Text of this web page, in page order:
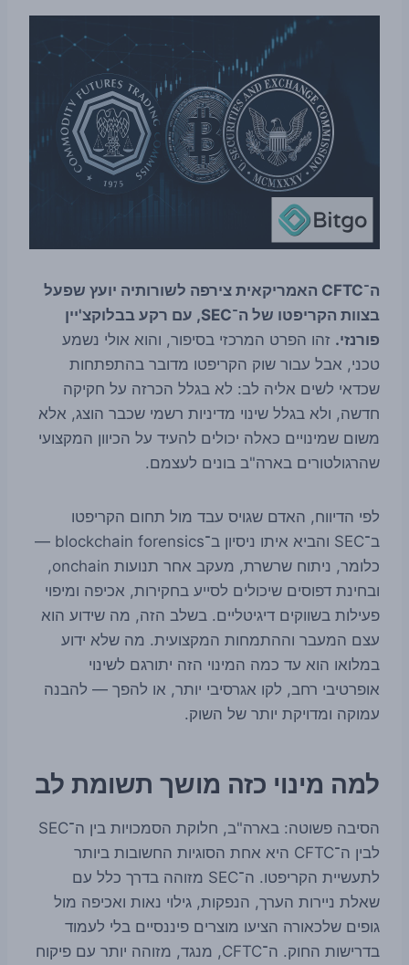
ה־CFTC האמריקאית צירפה לשורותיה יועץ שפעל
בצוות הקריפטו של ה־SEC, עם רקע בבלוקצ'יין
פורנזי. זהו הפרט המרכזי בסיפור, והוא אולי נשמע
טכני, אבל עבור שוק הקריפטו מדובר בהתפתחות
שכדאי לשים אליה לב: לא בגלל הכרזה על חקיקה
חדשה, ולא בגלל שינוי מדיניות רשמי שכבר הוצג, אלא
משום שמינויים כאלה יכולים להעיד על הכיוון המקצועי
שהרגולטורים בארה"ב בונים לעצמם.
לפי הדיווח, האדם שגויס עבד מול תחום הקריפטו
ב־SEC והביא איתו ניסיון ב־blockchain forensics —
כלומר, ניתוח שרשרת, מעקב אחר תנועות onchain,
ובחינת דפוסים שיכולים לסייע בחקירות, אכיפה ומיפוי
פעילות בשווקים דיגיטליים. בשלב הזה, מה שידוע הוא
עצם המעבר וההתמחות המקצועית. מה שלא ידוע
במלואו הוא עד כמה המינוי הזה יתורגם לשינוי
אופרטיבי רחב, לקו אגרסיבי יותר, או להפך — להבנה
עמוקה ומדויקת יותר של השוק.
למה מינוי כזה מושך תשומת לב
הסיבה פשוטה: בארה"ב, חלוקת הסמכויות בין ה־SEC
לבין ה־CFTC היא אחת הסוגיות החשובות ביותר
לתעשיית הקריפטו. ה־SEC מזוהה בדרך כלל עם
שאלת ניירות הערך, הנפקות, גילוי נאות ואכיפה מול
גופים שלכאורה הציעו מוצרים פיננסיים בלי לעמוד
בדרישות החוק. ה־CFTC, מנגד, מזוהה יותר עם פיקוח